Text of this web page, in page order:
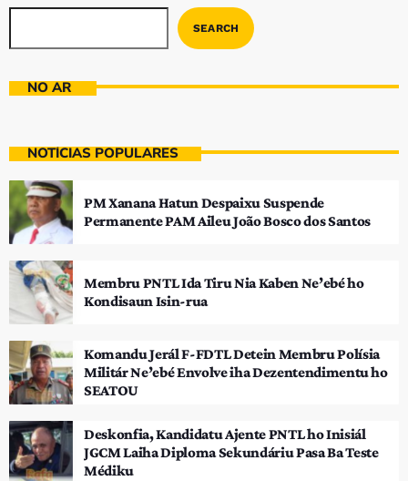
SEARCH
NO AR
NOTÍCIAS POPULARES
PM Xanana Hatun Despaixu Suspende
Permanente PAM Aileu João Bosco dos Santos
Membru PNTL Ida Tiru Nia Kaben Ne’ebé ho
Kondisaun Isin-rua
Komandu Jerál F-FDTL Detein Membru Polísia
Militár Ne’ebé Envolve iha Dezentendimentu ho
SEATOU
Deskonfia, Kandidatu Ajente PNTL ho Inisiál
JGCM Laiha Diploma Sekundáriu Pasa Ba Teste
Médiku